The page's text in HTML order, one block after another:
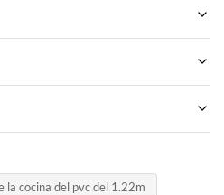
la cocina del pvc del 1.22m